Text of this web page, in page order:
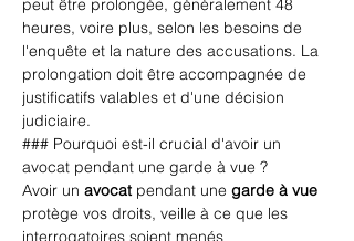
peut être prolongée, généralement 48
heures, voire plus, selon les besoins de
l'enquête et la nature des accusations. La
prolongation doit être accompagnée de
justificatifs valables et d'une décision
judiciaire.
### Pourquoi est-il crucial d'avoir un
avocat pendant une garde à vue ?
Avoir un avocat pendant une garde à vue
protège vos droits, veille à ce que les
interrogatoires soient menés